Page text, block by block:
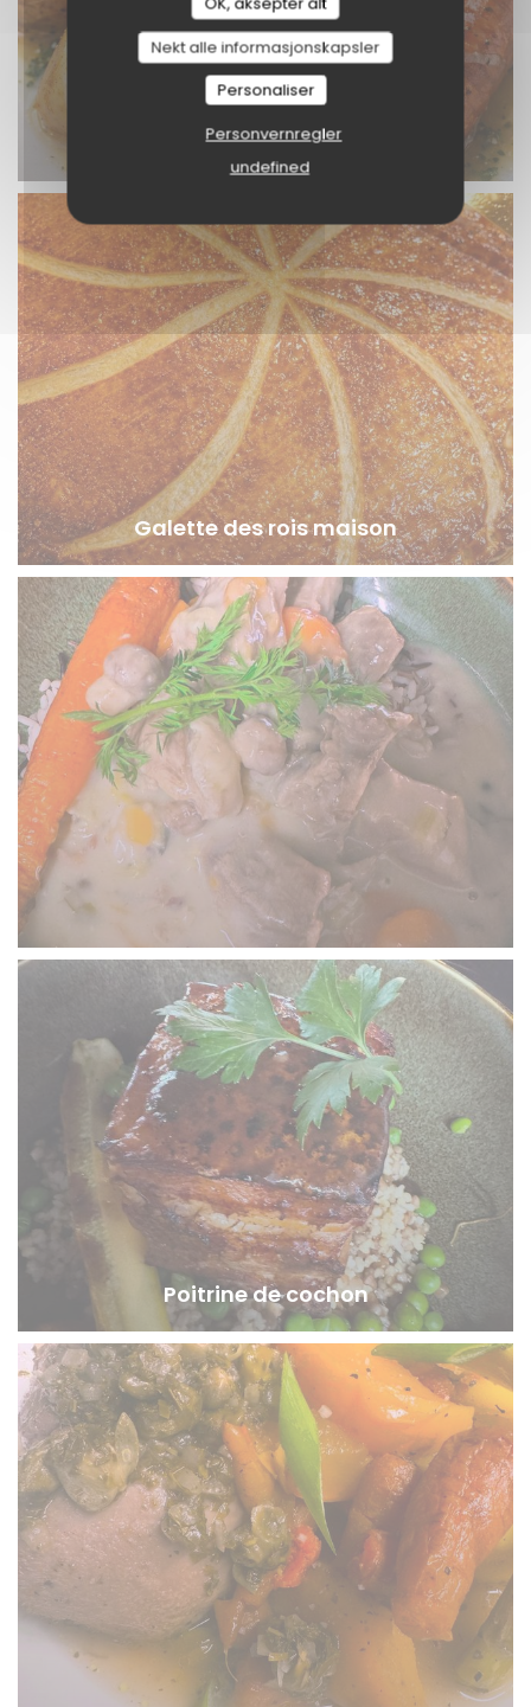
Nekt alle informasjonskapsler
Personaliser
Personvernregler
undefined
Galette des rois maison
Poitrine de cochon